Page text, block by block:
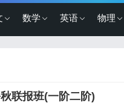
数学 英语 物理
联报班(一阶二阶)